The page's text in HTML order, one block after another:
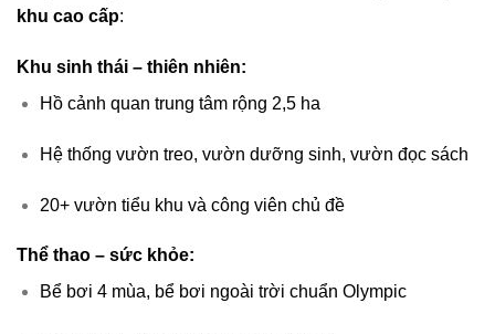
khu cao cấp:
Khu sinh thái – thiên nhiên:
Hồ cảnh quan trung tâm rộng 2,5 ha
Hệ thống vườn treo, vườn dưỡng sinh, vườn đọc sách
20+ vườn tiểu khu và công viên chủ đề
Thể thao – sức khỏe:
Bể bơi 4 mùa, bể bơi ngoài trời chuẩn Olympic